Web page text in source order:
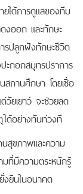
ใต้การดูแลของทีม
งออก และทักษะ
รปลูกฝังทักษะชีวิต
ะกอกสมุทรปราการ
สถานศึกษา โดยเชื่อ
วัยเยาว์ จะช่วยลด
ได้อย่างทันท่วงที
สุขภาพและความ
ที่มีความตระหนักรู้
งยืนในอนาคต